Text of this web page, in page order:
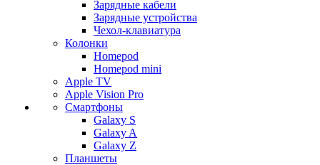
Зарядные кабели
Зарядные устройства
Чехол-клавиатура
Колонки
Homepod
Homepod mini
Apple TV
Apple Vision Pro
Смартфоны
Galaxy S
Galaxy A
Galaxy Z
Планшеты